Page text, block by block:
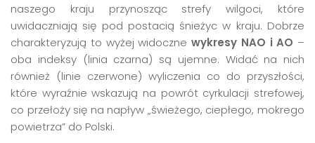
naszego kraju przynosząc strefy wilgoci, które
uwidaczniają się pod postacią śnieżyc w kraju. Dobrze
charakteryzują to wyżej widoczne wykresy NAO i AO –
oba indeksy (linia czarna) są ujemne. Widać na nich
również (linie czerwone) wyliczenia co do przyszłości,
które wyraźnie wskazują na powrót cyrkulacji strefowej,
co przełoży się na napływ „świeżego, ciepłego, mokrego
powietrza” do Polski.